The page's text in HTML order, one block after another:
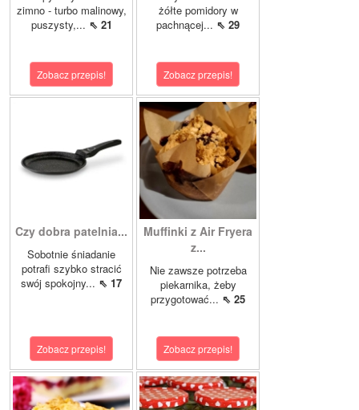
zimno - turbo malinowy,
puszysty,... ⇖ 21
Zobacz przepis!
żółte pomidory w
pachnącej... ⇖ 29
Zobacz przepis!
Czy dobra patelnia...
Sobotnie śniadanie
potrafi szybko stracić
swój spokojny... ⇖ 17
Zobacz przepis!
Muffinki z Air Fryera
z...
Nie zawsze potrzeba
piekarnika, żeby
przygotować... ⇖ 25
Zobacz przepis!